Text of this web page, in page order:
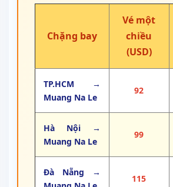
Chặng bay
Vé một
chiều
(USD)
TP.HCM →
Muang Na Le
92
Hà Nội →
Muang Na Le
99
Đà Nẵng →
115